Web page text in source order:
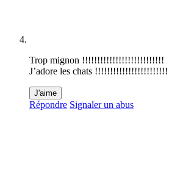
Trop mignon !!!!!!!!!!!!!!!!!!!!!!!!!!!
J’adore les chats
J'aime
Répondre Signaler un abus